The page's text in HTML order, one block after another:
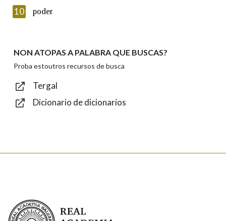
Enviar
10 poder
NON ATOPAS A PALABRA QUE BUSCAS?
Proba estoutros recursos de busca
Tergal
Dicionario de dicionarios
Real Academia Galega